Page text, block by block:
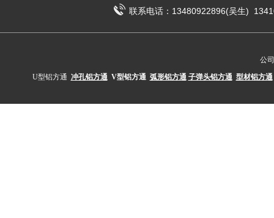
联系电话：13480922896(吴生)
公
U型铝方通 冲孔铝方通 V型铝方通 弧形铝方通 子弹头铝方通 型材铝方通